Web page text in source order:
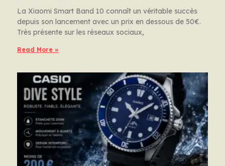
La Xiaomi Smart Band 10 connaît un véritable succès
depuis son lancement avec un prix en dessous de 50€.
Très présente sur les réseaux sociaux,
Read More »